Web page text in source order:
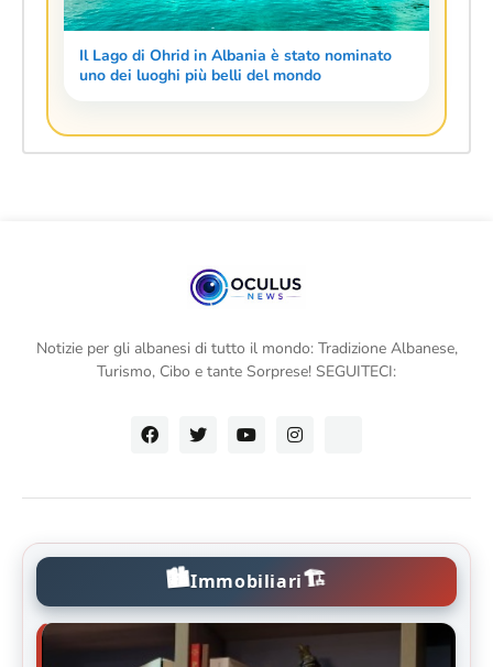
Il Lago di Ohrid in Albania è stato nominato
uno dei luoghi più belli del mondo
Notizie per gli albanesi di tutto il mondo: Tradizione Albanese,
Turismo, Cibo e tante Sorprese! SEGUITECI:
🏙️Immobiliari🏗️